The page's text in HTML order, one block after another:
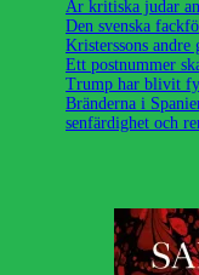
Är kritiska judar
Den svenska
Kristerssons andre
Ett postnummer
Trump har blivit
Bränderna i
senfärdighet och